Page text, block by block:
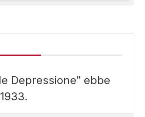
Depressione” ebbe